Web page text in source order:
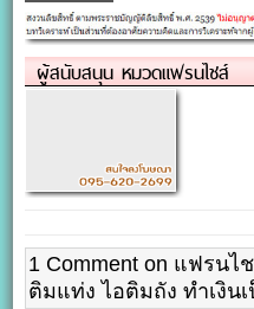
ผู้สนับสนุน หมวดแฟรนไชส์
1 Comment on แฟรน
ติมแท่ง ไอติมถัง ทำเงิน